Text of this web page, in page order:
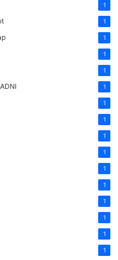
1
1
1
1
1
1
1
1
1
1
1
1
1
1
1
1